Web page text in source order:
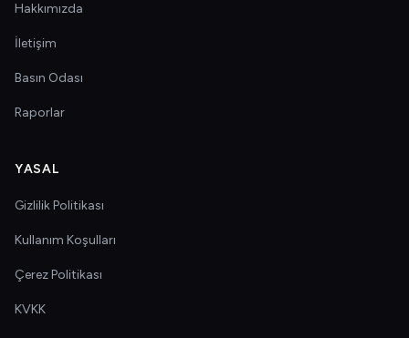
Hakkımızda
İletişim
Basın Odası
Raporlar
YASAL
Gizlilik Politikası
Kullanım Koşulları
Çerez Politikası
KVKK